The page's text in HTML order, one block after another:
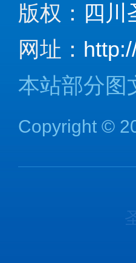
版权： 四川
网址：
本站部分图
Copyright ©